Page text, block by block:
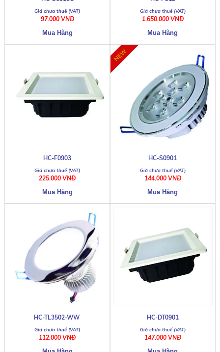
97.000 VNĐ 1.650.000 VNĐ
HC-F0903
225.000 VNĐ
HC-S0901
144.000 VNĐ
HC-TL3502-WW
112.000 VNĐ
HC-DT0901
147.000 VNĐ